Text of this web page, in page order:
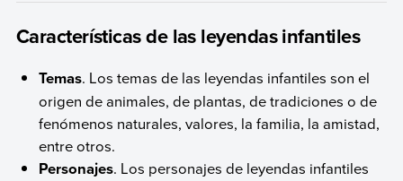
Características de las leyendas infantiles
Temas. Los temas de las leyendas infantiles son el
origen de animales, de plantas, de tradiciones o de
fenómenos naturales, valores, la familia, la amistad,
entre otros.
Personajes. Los personajes de leyendas infantiles